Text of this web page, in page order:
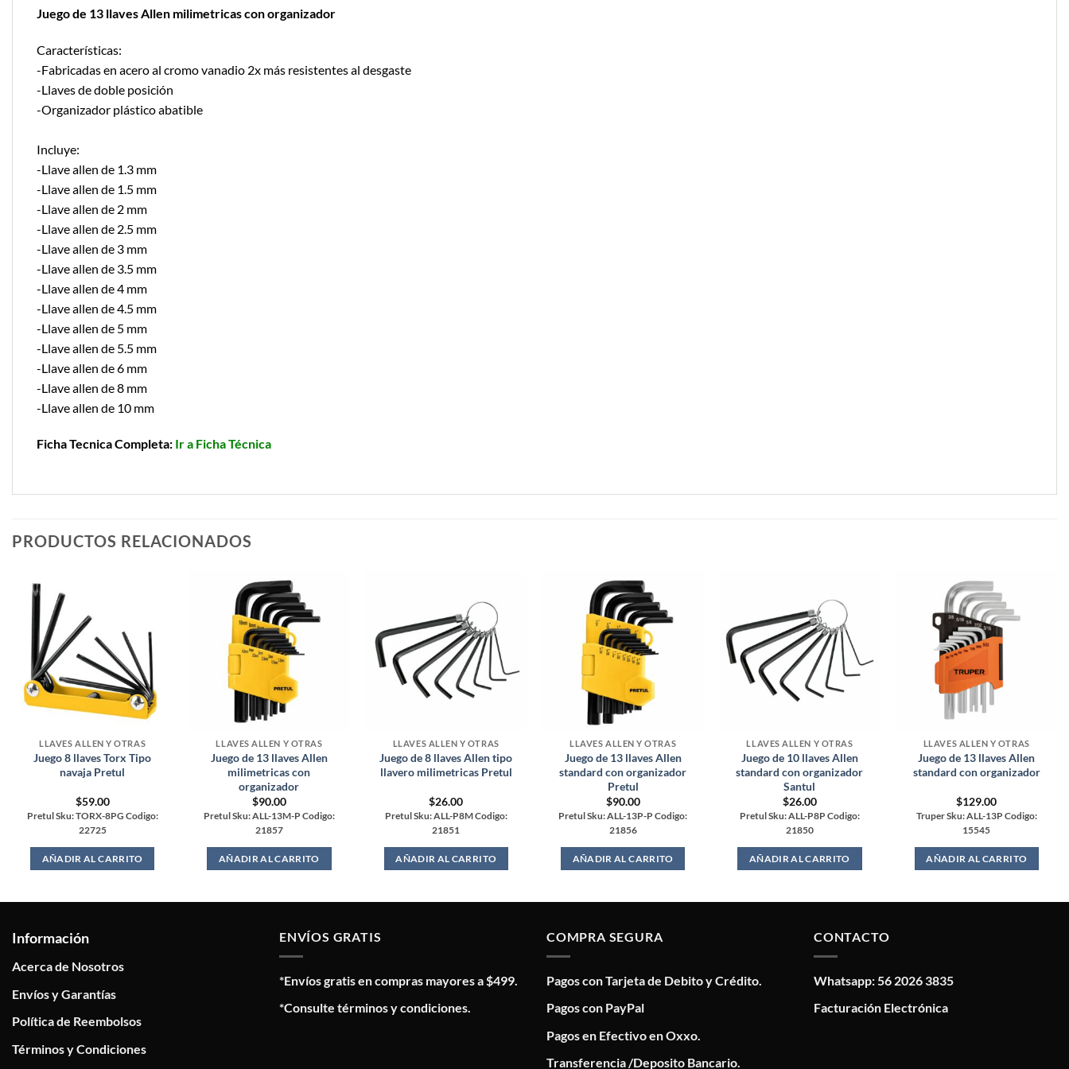
Juego de 13 llaves Allen milimetricas con organizador
Características:
-Fabricadas en acero al cromo vanadio 2x más resistentes al desgaste
-Llaves de doble posición
-Organizador plástico abatible
Incluye:
-Llave allen de 1.3 mm
-Llave allen de 1.5 mm
-Llave allen de 2 mm
-Llave allen de 2.5 mm
-Llave allen de 3 mm
-Llave allen de 3.5 mm
-Llave allen de 4 mm
-Llave allen de 4.5 mm
-Llave allen de 5 mm
-Llave allen de 5.5 mm
-Llave allen de 6 mm
-Llave allen de 8 mm
-Llave allen de 10 mm
Ficha Tecnica Completa: Ir a Ficha Técnica
PRODUCTOS RELACIONADOS
LLAVES ALLEN Y OTRAS
Juego 8 llaves Torx Tipo
navaja Pretul
$59.00
Pretul Sku: TORX-8PG Codigo:
22725
AÑADIR AL CARRITO
LLAVES ALLEN Y OTRAS
Juego de 13 llaves Allen
milimetricas con
organizador
$90.00
Pretul Sku: ALL-13M-P Codigo:
21857
AÑADIR AL CARRITO
LLAVES ALLEN Y OTRAS
Juego de 8 llaves Allen tipo
llavero milimetricas Pretul
$26.00
Pretul Sku: ALL-P8M Codigo:
21851
AÑADIR AL CARRITO
LLAVES ALLEN Y OTRAS
Juego de 13 llaves Allen
standard con organizador
Pretul
$90.00
Pretul Sku: ALL-13P-P Codigo:
21856
AÑADIR AL CARRITO
LLAVES ALLEN Y OTRAS
Juego de 10 llaves Allen
standard con organizador
Santul
$26.00
Pretul Sku: ALL-P8P Codigo:
21850
AÑADIR AL CARRITO
LLAVES ALLEN Y OTRAS
Juego de 13 llaves Allen
standard con organizador
$129.00
Truper Sku: ALL-13P Codigo:
15545
AÑADIR AL CARRITO
Información
Acerca de Nosotros
Envíos y Garantías
Política de Reembolsos
Términos y Condiciones
ENVÍOS GRATIS
*Envíos gratis en compras mayores a $499.
*Consulte términos y condiciones.
COMPRA SEGURA
Pagos con Tarjeta de Debito y Crédito.
Pagos con PayPal
Pagos en Efectivo en Oxxo.
Transferencia /Deposito Bancario.
CONTACTO
Whatsapp: 56 2026 3835
Facturación Electrónica